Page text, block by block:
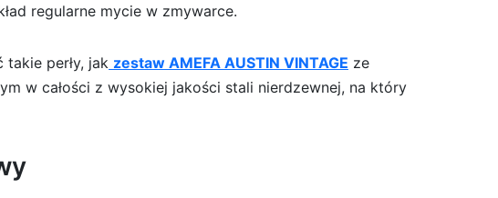
regularne mycie w zmywarce.
perły, jak zestaw AMEFA AUSTIN VINTAGE ze
w całości z wysokiej jakości stali nierdzewnej, na który